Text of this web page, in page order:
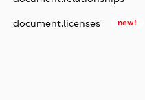
document.licenses new!